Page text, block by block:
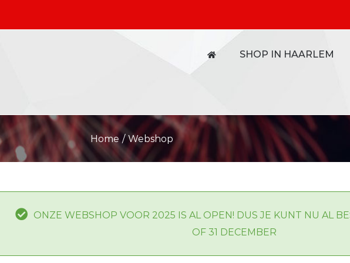
SHOP IN HAARLEM
Home / Webshop
ONZE WEBSHOP VOOR 2025 IS AL OPEN! DUS JE KUNT NU AL
OF 31 DECEMBER